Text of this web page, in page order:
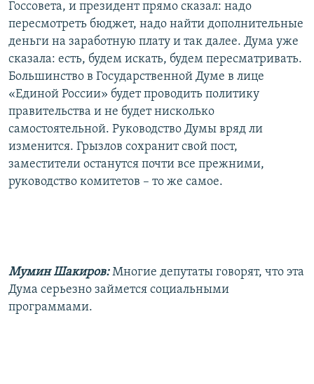
Госсовета, и президент прямо сказал: надо
пересмотреть бюджет, надо найти дополнительные
деньги на заработную плату и так далее. Дума уже
сказала: есть, будем искать, будем пересматривать.
Большинство в Государственной Думе в лице
«Единой России» будет проводить политику
правительства и не будет нисколько
самостоятельной. Руководство Думы вряд ли
изменится. Грызлов сохранит свой пост,
заместители останутся почти все прежними,
руководство комитетов – то же самое.
Мумин Шакиров: Многие депутаты говорят, что эта
Дума серьезно займется социальными
программами.